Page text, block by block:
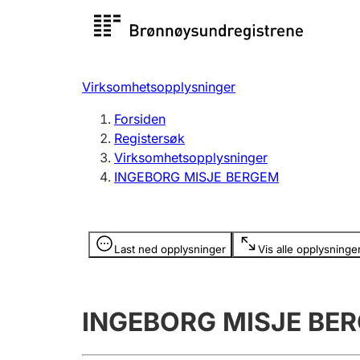
Registersøk
Registrere, endre, slette
Virksomhetsopplysninger
Forsiden
Registersøk
Virksomhetsopplysninger
INGEBORG MISJE BERGEM
Last ned opplysninger Vis alle
Opplysninger er skjult
INGEBORG MISJE